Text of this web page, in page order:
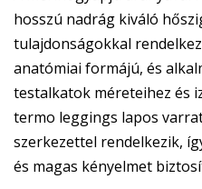
hosszú nadrág kiváló
tulajdonságokkal
anatómiai formájú, és
testalkatok méreteihez és
termo leggings lapos
szerkezettel rendelkezik,
és magas kényelmet